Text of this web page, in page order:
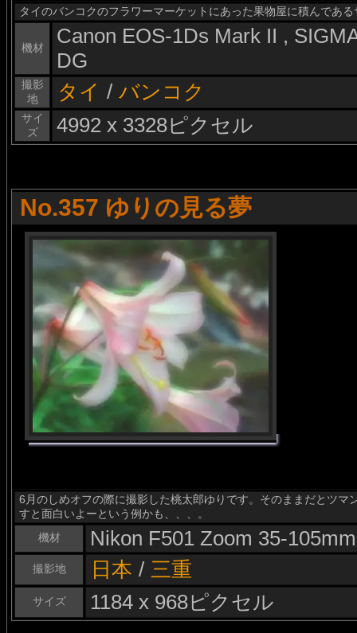
タイのバンコクのフラワーマーケットにあった果物屋に積んであ
機材
Canon EOS-1Ds Mark II ,
DG
撮影
地
タイ / バンコク
サイ
ズ
4992 x 3328ピクセル
No.357 ゆりの見る夢
6月のしめオフの際に撮影した桃太郎ゆりです。そのままだとツ
すと面白いよーという例かも、、、。
機材
Nikon F501 Zoom 35-105mm
撮影地 日本 / 三重
サイズ 1184 x 968ピクセル